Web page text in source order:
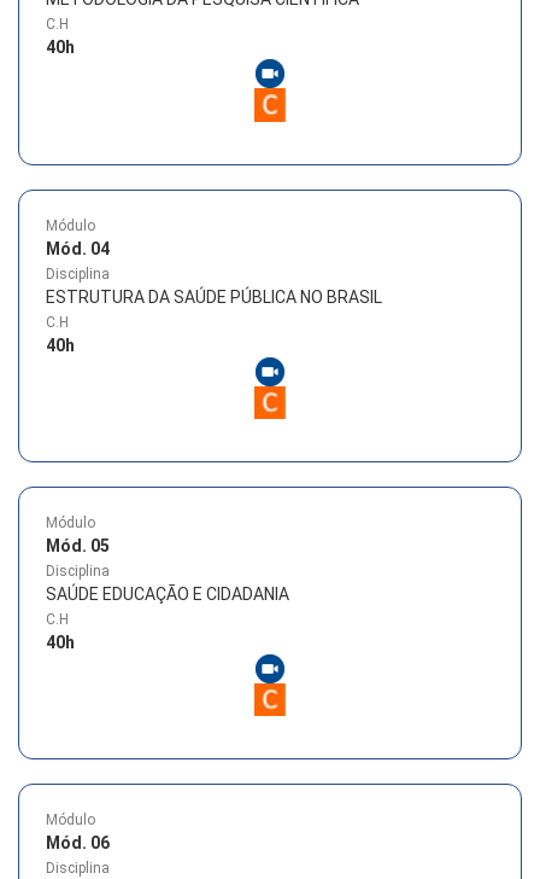
C.H
40h
Módulo
Mód. 04
Disciplina
ESTRUTURA DA SAÚDE PÚBLICA NO BRASIL
C.H
40h
Módulo
Mód. 05
Disciplina
SAÚDE EDUCAÇÃO E CIDADANIA
C.H
40h
Módulo
Mód. 06
Disciplina